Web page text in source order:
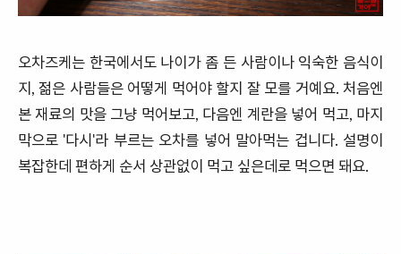
오차즈케는 한국에서도 나이가 좀 든 사람이나 익숙한 음식이
지, 젊은 사람들은 어떻게 먹어야 할지 잘 모를 거예요. 처음엔
본 재료의 맛을 그냥 먹어보고, 다음엔 계란을 넣어 먹고, 마지
막으로 '다시'라 부르는 오차를 넣어 말아먹는 겁니다. 설명이
복잡한데 편하게 순서 상관없이 먹고 싶은데로 먹으면 돼요.